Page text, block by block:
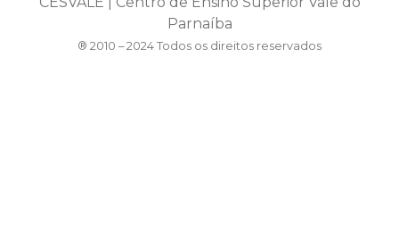
Parnaíba
® 2010 – 2024 Todos os direitos reservados